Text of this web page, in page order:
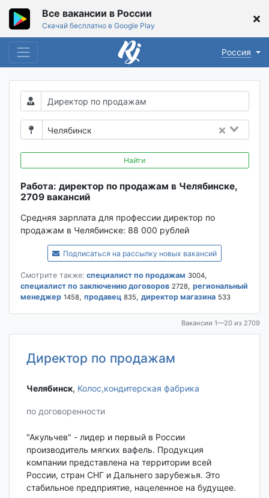
Все вакансии в России
Скачай бесплатно в Google Play
Россия
Челябинск
Найти
Работа: директор по продажам в Челябинске,
2709 вакансий
Средняя зарплата для профессии директор по
продажам в Челябинске: 88 000 рублей
Подписаться на рассылку новых вакансий
Смотрите также: специалист по продажам 3004,
специалист по заключению договоров 2728, региональный
менеджер 1458, продавец 835, директор магазина 533
Вакансии 1—20 из 2709
Директор по продажам
Челябинск‎, Колос,кондитерская фабрика
по договоренности
"Акульчев" - лидер и первый в России
производитель мягких вафель. Продукция
компании представлена на территории всей
России, стран СНГ и Дальнего зарубежья. Это
стабильное предприятие, нацеленное на будущее.